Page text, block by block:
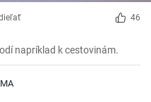
46
napríklad k cestovinám.